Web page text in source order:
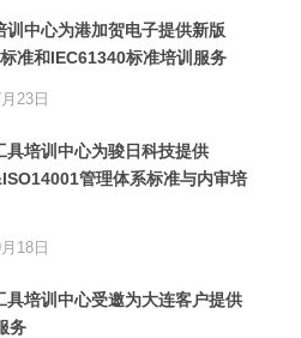
训中心为港加贺电子提供新版
准和IEC61340标准培训服务
23日
具培训中心为骏日科技提供
管理体系标准与内审培
18日
具培训中心受邀为大连客户提供
务